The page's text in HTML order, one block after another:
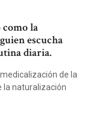
como la
escucha
diaria.
de la
la naturalización